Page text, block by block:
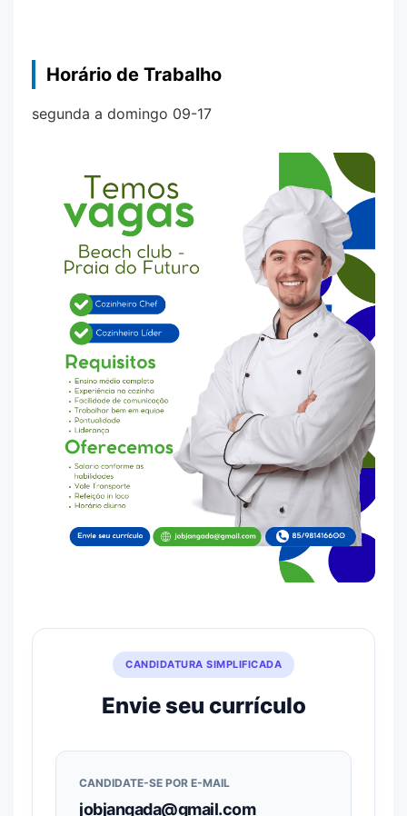
Horário de Trabalho
segunda a domingo 09-17
CANDIDATURA SIMPLIFICADA
Envie seu currículo
CANDIDATE-SE POR E-MAIL
jobjangada@gmail.com